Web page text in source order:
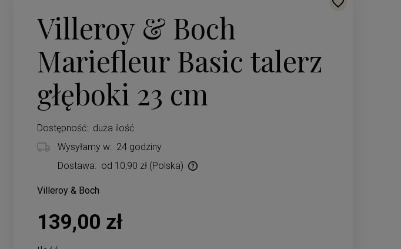
Villeroy & Boch
Mariefleur Basic talerz
głęboki 23 cm
Dostępność: duża ilość
Wysyłamy w: 24 godziny
Dostawa: od 10,90 zł (Polska)
Cena nie zawiera ewentualnych kosztów płatności
Villeroy & Boch
139,00 zł